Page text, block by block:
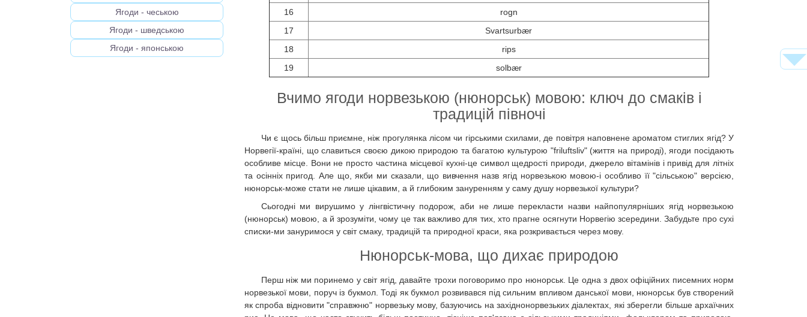
Ягоди - чеською
Ягоди - шведською
Ягоди - японською
16
rogn
17
Svartsurbær
18
rips
19
solbær
Вчимо ягоди норвезькою (нюнорськ) мовою: ключ до смаків і
традицій півночі
Чи є щось більш приємне, ніж прогулянка лісом чи гірськими схилами, де повітря наповнене ароматом стиглих ягід? У
Норвегії-країні, що славиться своєю дикою природою та багатою культурою "friluftsliv" (життя на природі), ягоди посідають
особливе місце. Вони не просто частина місцевої кухні-це символ щедрості природи, джерело вітамінів і привід для літніх
та осінніх пригод. Але що, якби ми сказали, що вивчення назв ягід норвезькою мовою-і особливо її "сільською" версією,
нюнорськ-може стати не лише цікавим, а й глибоким зануренням у саму душу норвезької культури?
Сьогодні ми вирушимо у лінгвістичну подорож, аби не лише перекласти назви найпопулярніших ягід норвезькою
(нюнорськ) мовою, а й зрозуміти, чому це так важливо для тих, хто прагне осягнути Норвегію зсередини. Забудьте про сухі
списки-ми зануримося у світ смаку, традицій та природної краси, яка розкривається через мову.
Нюнорськ-мова, що дихає природою
Перш ніж ми поринемо у світ ягід, давайте трохи поговоримо про нюнорськ. Це одна з двох офіційних писемних норм
норвезької мови, поруч із букмол. Тоді як букмол розвивався під сильним впливом данської мови, нюнорськ був створений
як спроба відновити "справжню" норвезьку мову, базуючись на західнонорвезьких діалектах, які зберегли більше архаїчних